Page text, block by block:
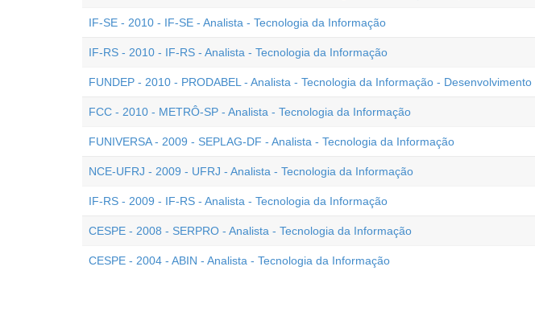
IF-SE - 2010 - IF-SE - Analista - Tecnologia da Informação
IF-RS - 2010 - IF-RS - Analista - Tecnologia da Informação
FUNDEP - 2010 - PRODABEL - Analista - Tecnologia da Informação - Desenvolvimento
FCC - 2010 - METRÔ-SP - Analista - Tecnologia da Informação
FUNIVERSA - 2009 - SEPLAG-DF - Analista - Tecnologia da Informação
NCE-UFRJ - 2009 - UFRJ - Analista - Tecnologia da Informação
IF-RS - 2009 - IF-RS - Analista - Tecnologia da Informação
CESPE - 2008 - SERPRO - Analista - Tecnologia da Informação
CESPE - 2004 - ABIN - Analista - Tecnologia da Informação